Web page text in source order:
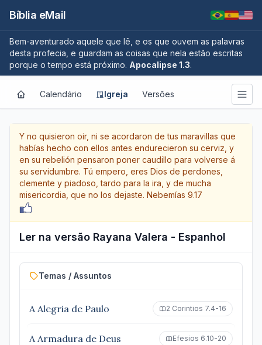
Bíblia eMail
Bem-aventurado aquele que lê, e os que ouvem as palavras
desta profecia, e guardam as coisas que nela estão escritas
porque o tempo está próximo. Apocalipse 1.3.
Calendário Igreja Versões
Y no quisieron oir, ni se acordaron de tus maravillas que
habías hecho con ellos antes endurecieron su cerviz, y
en su rebelión pensaron poner caudillo para volverse á
su servidumbre. Tú empero, eres Dios de perdones,
clemente y piadoso, tardo para la ira, y de mucha
misericordia, que no los dejaste. Nebemías 9.17
Ler na versão Rayana Valera - Espanhol
Temas / Assuntos
A Alegria de Paulo 2 Corintios 7.4-16
A Armadura de Deus Efesios 6.10-20